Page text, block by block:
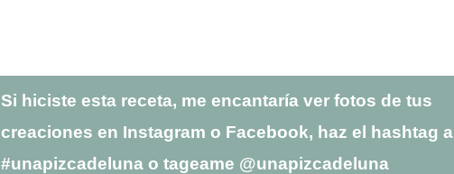
Si hiciste esta receta, me encantaría ver fotos de tus
creaciones en Instagram o Facebook, haz el hashtag a
#unapizcadeluna o tageame @unapizcadeluna